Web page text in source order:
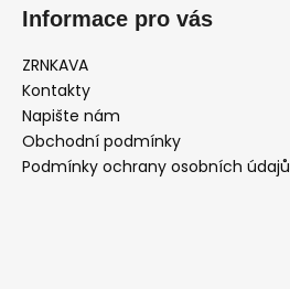
Informace pro vás
ZRNKAVA
Kontakty
Napište nám
Obchodní podmínky
Podmínky ochrany osobních údajů